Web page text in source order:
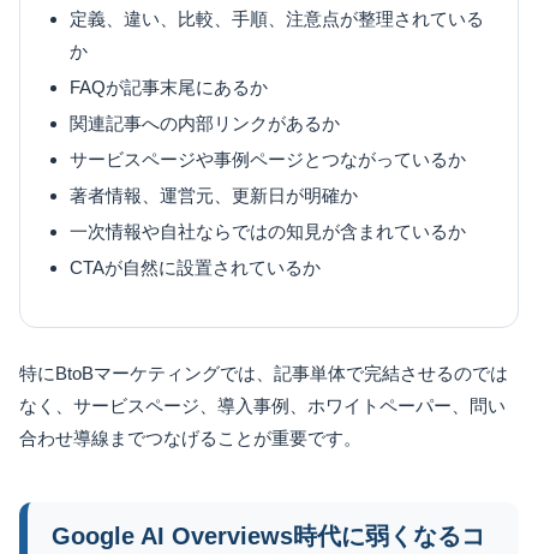
定義、違い、比較、手順、注意点が整理されている
か
FAQが記事末尾にあるか
関連記事への内部リンクがあるか
サービスページや事例ページとつながっているか
著者情報、運営元、更新日が明確か
一次情報や自社ならではの知見が含まれているか
CTAが自然に設置されているか
特にBtoBマーケティングでは、記事単体で完結させるのでは
なく、サービスページ、導入事例、ホワイトペーパー、問い
合わせ導線までつなげることが重要です。
Google AI Overviews時代に弱くなるコ